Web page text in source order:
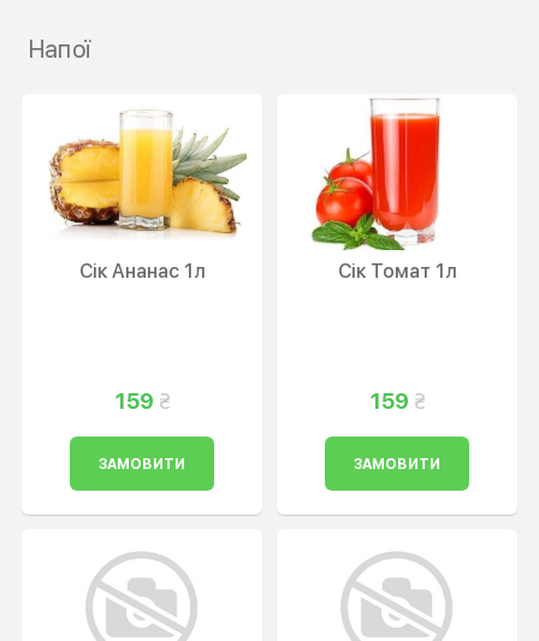
Напої
Сік Ананас 1л
159
ЗАМОВИТИ
Сік Томат 1л
159
ЗАМОВИТИ